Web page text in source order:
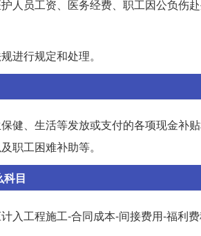
员工资、医务经费、职工因公负伤
进行规定和处理。
健、生活等发放或支付的各项现金补
职工困难补助等。
目
工程施工-合同成本-间接费用-福利费